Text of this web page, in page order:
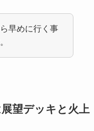
早めに行く事
望デッキと火上